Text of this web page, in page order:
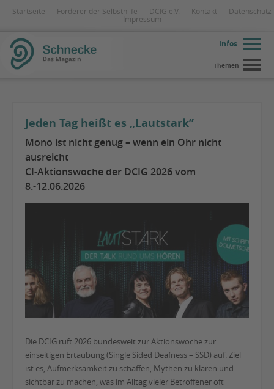
Startseite Förderer der Selbsthilfe DCIG e.V. Kontakt
Datenschutz
Impressum
Infos
Themen
Jeden Tag heißt es „Lautstark”
Mono ist nicht genug – wenn ein Ohr nicht
ausreicht
CI-Aktionswoche der DCIG 2026 vom
8.-12.06.2026
Die DCIG ruft 2026 bundesweit zur Aktionswoche zur
einseitigen Ertaubung (Single Sided Deafness – SSD) auf. Ziel
ist es, Aufmerksamkeit zu schaffen, Mythen zu klären und
sichtbar zu machen, was im Alltag vieler Betroffener oft